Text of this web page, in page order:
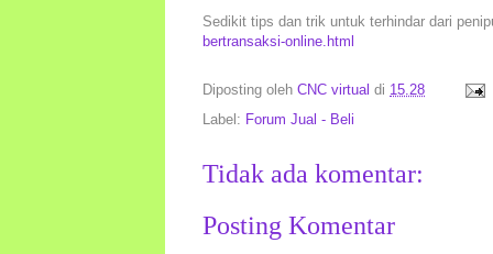
Sedikit tips dan trik untuk terhindar dari
bertransaksi-online.html
Diposting oleh CNC virtual di 15.28
Label: Forum Jual - Beli
Tidak ada komentar:
Posting Komentar